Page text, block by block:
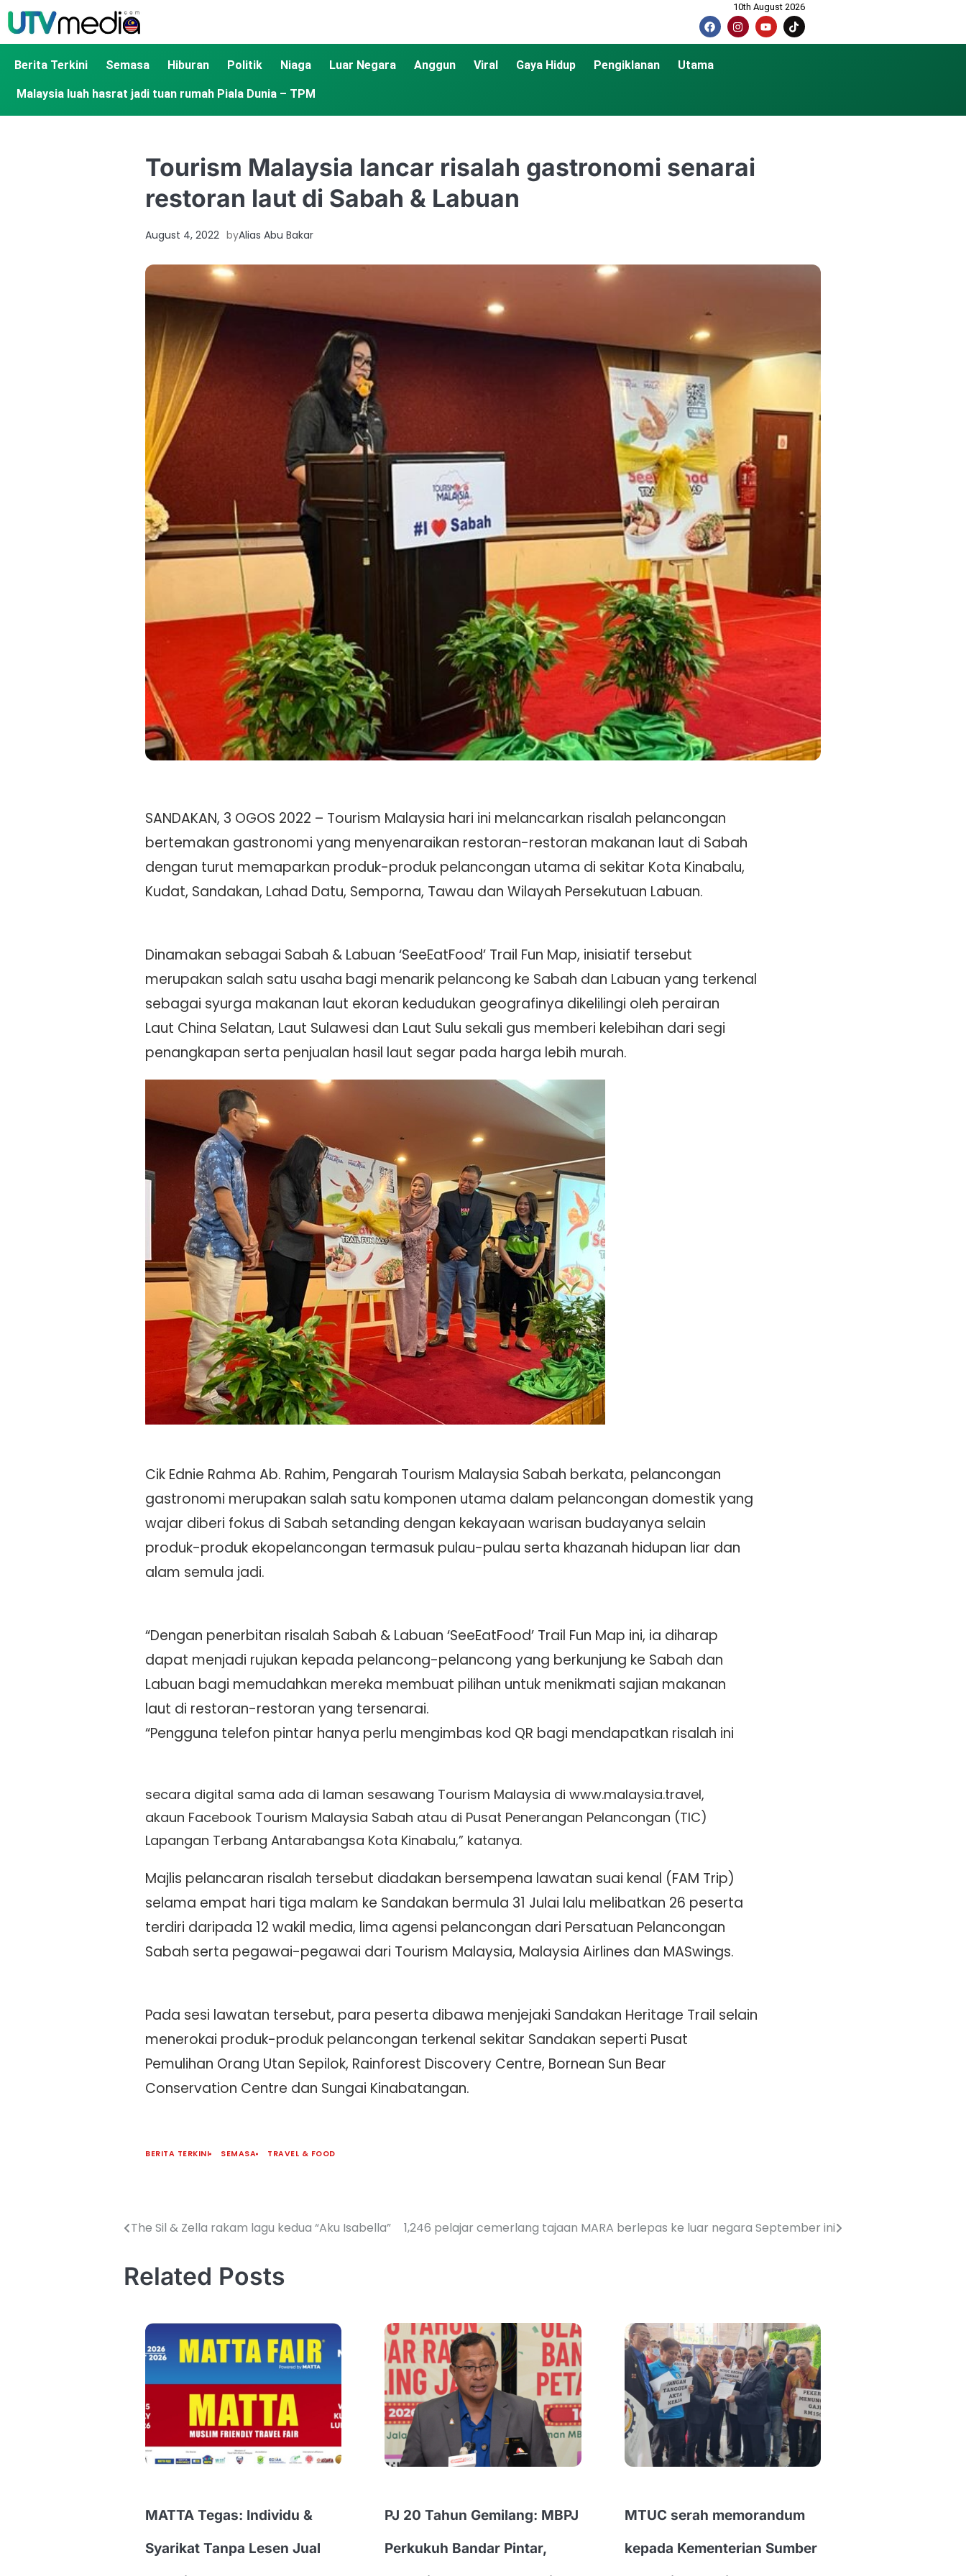
10th August 2026
Berita Terkini Semasa Hiburan Politik Niaga Luar Negara Anggun Viral Gaya Hidup Pengiklanan Utama
Malaysia luah hasrat jadi tuan rumah Piala Dunia – TPM
Tourism Malaysia lancar risalah gastronomi senarai
restoran laut di Sabah & Labuan
August 4, 2022 byAlias Abu Bakar
SANDAKAN, 3 OGOS 2022 – Tourism Malaysia hari ini melancarkan risalah pelancongan
bertemakan gastronomi yang menyenaraikan restoran-restoran makanan laut di Sabah
dengan turut memaparkan produk-produk pelancongan utama di sekitar Kota Kinabalu,
Kudat, Sandakan, Lahad Datu, Semporna, Tawau dan Wilayah Persekutuan Labuan.
Dinamakan sebagai Sabah & Labuan ‘SeeEatFood’ Trail Fun Map, inisiatif tersebut
merupakan salah satu usaha bagi menarik pelancong ke Sabah dan Labuan yang terkenal
sebagai syurga makanan laut ekoran kedudukan geografinya dikelilingi oleh perairan
Laut China Selatan, Laut Sulawesi dan Laut Sulu sekali gus memberi kelebihan dari segi
penangkapan serta penjualan hasil laut segar pada harga lebih murah.
Cik Ednie Rahma Ab. Rahim, Pengarah Tourism Malaysia Sabah berkata, pelancongan
gastronomi merupakan salah satu komponen utama dalam pelancongan domestik yang
wajar diberi fokus di Sabah setanding dengan kekayaan warisan budayanya selain
produk-produk ekopelancongan termasuk pulau-pulau serta khazanah hidupan liar dan
alam semula jadi.
“Dengan penerbitan risalah Sabah & Labuan ‘SeeEatFood’ Trail Fun Map ini, ia diharap
dapat menjadi rujukan kepada pelancong-pelancong yang berkunjung ke Sabah dan
Labuan bagi memudahkan mereka membuat pilihan untuk menikmati sajian makanan
laut di restoran-restoran yang tersenarai.
“Pengguna telefon pintar hanya perlu mengimbas kod QR bagi mendapatkan risalah ini
secara digital sama ada di laman sesawang Tourism Malaysia di www.malaysia.travel,
akaun Facebook Tourism Malaysia Sabah atau di Pusat Penerangan Pelancongan (TIC)
Lapangan Terbang Antarabangsa Kota Kinabalu,” katanya.
Majlis pelancaran risalah tersebut diadakan bersempena lawatan suai kenal (FAM Trip)
selama empat hari tiga malam ke Sandakan bermula 31 Julai lalu melibatkan 26 peserta
terdiri daripada 12 wakil media, lima agensi pelancongan dari Persatuan Pelancongan
Sabah serta pegawai-pegawai dari Tourism Malaysia, Malaysia Airlines dan MASwings.
Pada sesi lawatan tersebut, para peserta dibawa menjejaki Sandakan Heritage Trail selain
menerokai produk-produk pelancongan terkenal sekitar Sandakan seperti Pusat
Pemulihan Orang Utan Sepilok, Rainforest Discovery Centre, Bornean Sun Bear
Conservation Centre dan Sungai Kinabatangan.
BERITA TERKINI SEMASA TRAVEL & FOOD
The Sil & Zella rakam lagu kedua “Aku Isabella” 1,246 pelajar cemerlang tajaan MARA berlepas ke luar negara September ini
Related Posts
MATTA Tegas: Individu &
Syarikat Tanpa Lesen Jual
PJ 20 Tahun Gemilang: MBPJ
Perkukuh Bandar Pintar,
MTUC serah memorandum
kepada Kementerian Sumber